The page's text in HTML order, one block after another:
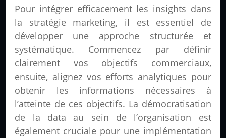
Pour intégrer efficacement les insights dans
la stratégie marketing, il est essentiel de
développer une approche structurée et
systématique. Commencez par définir
clairement vos objectifs commerciaux,
ensuite, alignez vos efforts analytiques pour
obtenir les informations nécessaires à
l’atteinte de ces objectifs. La démocratisation
de la data au sein de l’organisation est
également cruciale pour une implémentation